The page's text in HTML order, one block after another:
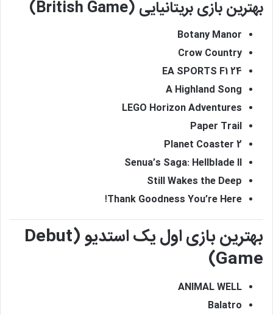
بهترین بازی بریتانیایی (British Game)
Botany Manor
Crow Country
EA SPORTS F1 24
A Highland Song
LEGO Horizon Adventures
Paper Trail
Planet Coaster 2
Senua’s Saga: Hellblade II
Still Wakes the Deep
Thank Goodness You’re Here!
بهترین بازی اول یک استدیو (Debut
Game)
ANIMAL WELL
Balatro